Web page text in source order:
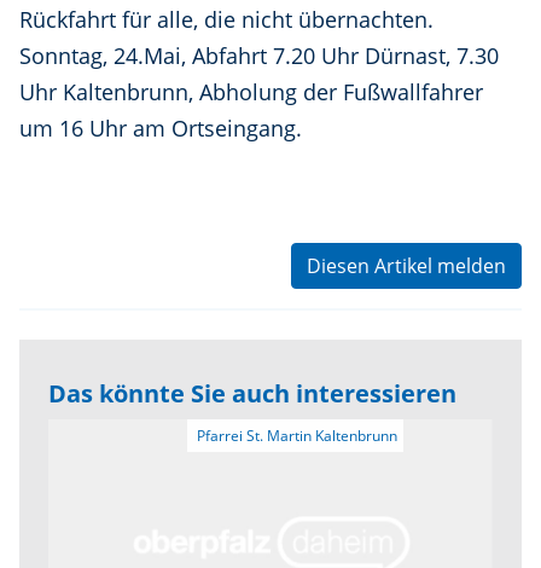
Rückfahrt für alle, die nicht übernachten.
Sonntag, 24.Mai, Abfahrt 7.20 Uhr Dürnast, 7.30
Uhr Kaltenbrunn, Abholung der Fußwallfahrer
um 16 Uhr am Ortseingang.
Diesen Artikel melden
Das könnte Sie auch interessieren
Pfarrei St. Martin Kaltenbrunn